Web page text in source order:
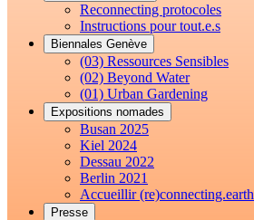
Reconnecting protocoles
Instructions pour tout.e.s
Biennales Genève
(03) Ressources Sensibles
(02) Beyond Water
(01) Urban Gardening
Expositions nomades
Busan 2025
Kiel 2024
Dessau 2022
Berlin 2021
Accueillir (re)connecting.earth
Presse